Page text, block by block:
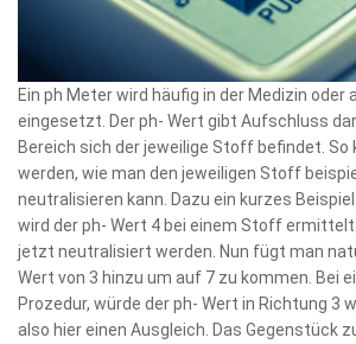
Ein ph Meter wird häufig in der Medizin oder
eingesetzt. Der ph- Wert gibt Aufschluss
Bereich sich der jeweilige Stoff befindet.
werden, wie man den jeweiligen Stoff
neutralisieren kann. Dazu ein kurzes
wird der ph- Wert 4 bei einem Stoff ermittelt.
jetzt neutralisiert werden. Nun fügt man
Wert von 3 hinzu um auf 7 zu kommen. Bei
Prozedur, würde der ph- Wert in Richtung 3
also hier einen Ausgleich. Das Gegenstück